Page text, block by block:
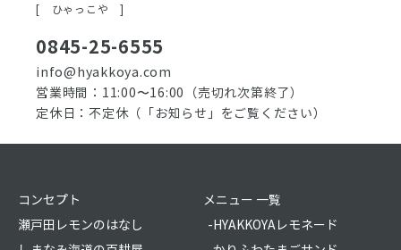
[ ひゃっこや ]
0845-25-6555
info@hyakkoya.com
営業時間：11:00〜16:00
（売切れ次第終了）
定休日：不定休（「お知らせ」をご覧ください）
コンセプト
瀬戸田レモンのはなし
メニュー 一覧
-HYAKKOYAレモネード